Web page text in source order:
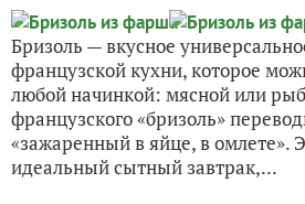
Бризоль — вкусное
французской кухни, которое
любой начинкой: мясной или
французского «бризоль»
«зажаренный в яйце, в омлете».
идеальный сытный завтрак,...